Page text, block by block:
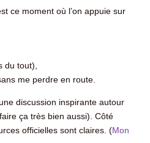
ce moment où l’on appuie sur
du tout),
me perdre en route.
discussion inspirante autour
ça très bien aussi). Côté
officielles sont claires. (Mon